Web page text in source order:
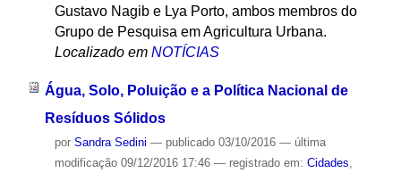
Gustavo Nagib e Lya Porto, ambos membros do
Grupo de Pesquisa em Agricultura Urbana.
Localizado em NOTÍCIAS
Água, Solo, Poluição e a Política Nacional de
Resíduos Sólidos
por Sandra Sedini — publicado03/10/2016 — última
modificação09/12/2016 17:46 — registrado em: Cidades,